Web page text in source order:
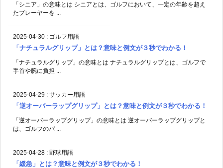
「シニア」の意味とは シニアとは、ゴルフにおいて、一定の年齢を超え
たプレーヤーを ...
2025-04-30 : ゴルフ用語
「ナチュラルグリップ」とは？意味と例文が３秒でわかる！
「ナチュラルグリップ」の意味とは ナチュラルグリップとは、ゴルフで
手首や腕に負担 ...
2025-04-29 : サッカー用語
「逆オーバーラップグリップ」とは？意味と例文が３秒でわかる！
「逆オーバーラップグリップ」の意味とは 逆オーバーラップグリップと
は、ゴルフのパ ...
2025-04-28 : 野球用語
「緩急」とは？意味と例文が３秒でわかる！